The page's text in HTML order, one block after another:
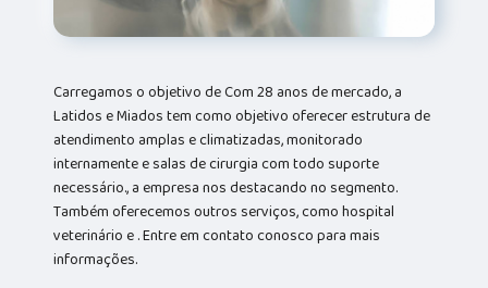
Carregamos o objetivo de Com 28 anos de mercado, a
Latidos e Miados tem como objetivo oferecer estrutura de
atendimento amplas e climatizadas, monitorado
internamente e salas de cirurgia com todo suporte
necessário., a empresa nos destacando no segmento.
Também oferecemos outros serviços, como hospital
veterinário e . Entre em contato conosco para mais
informações.